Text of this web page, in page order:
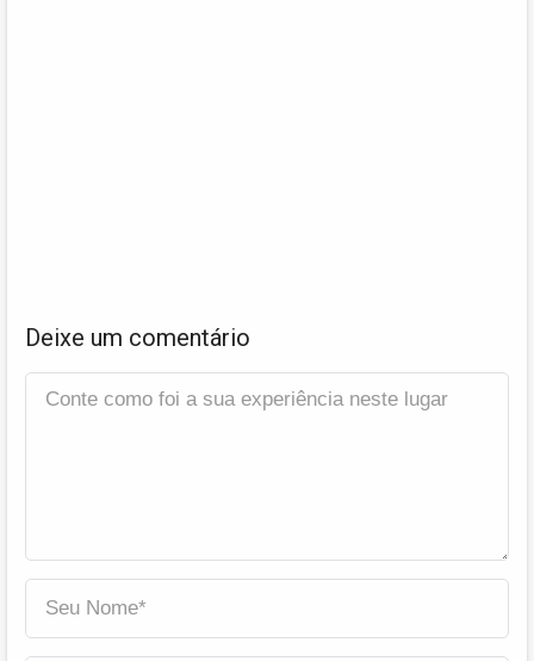
Deixe um comentário